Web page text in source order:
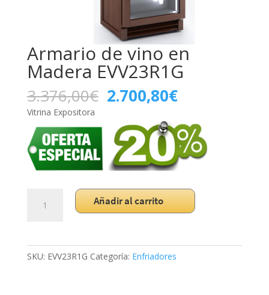
Armario de vino en
Madera EVV23R1G
3.376,00€ El
precio
original
era:
3.376,00€.
2.700,80€El
precio
actual
es:
2.700,80€.
Vitrina Expositora
Añadir al carrito
SKU: EVV23R1G Categoría: Enfriadores